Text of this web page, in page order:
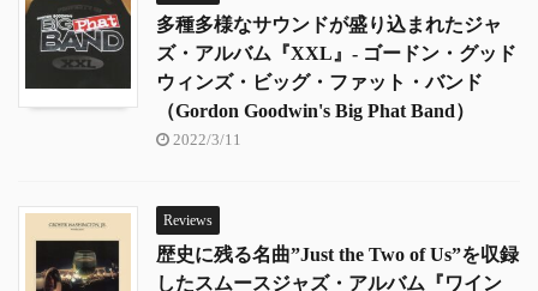
多種多様なサウンドが盛り込まれたジャ
ズ・アルバム『XXL』- ゴードン・グッド
ウィンズ・ビッグ・ファット・バンド
（Gordon Goodwin's Big Phat Band）
2022/3/11
Reviews
歴史に残る名曲”Just the Two of Us”を収録
したスムースジャズ・アルバム『ワイン